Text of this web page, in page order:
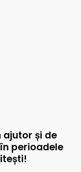
ajutor și de
perioadele